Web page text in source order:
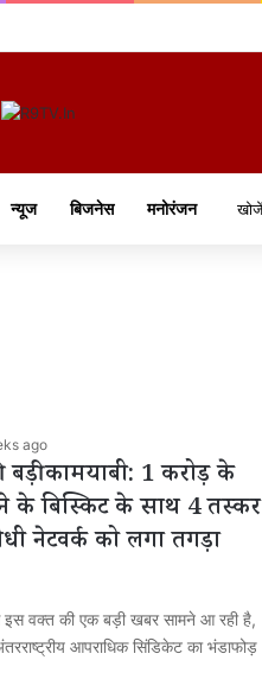
न्यूज बिजनेस मनोरंजन
ago
बड़ी कामयाबी: 1 करोड़ के
के बिस्किट के साथ 4 तस्कर
नेटवर्क को लगा तगड़ा
इस वक्त की एक बड़ी खबर सामने आ रही है,
आपराधिक सिंडिकेट का भंडाफोड़